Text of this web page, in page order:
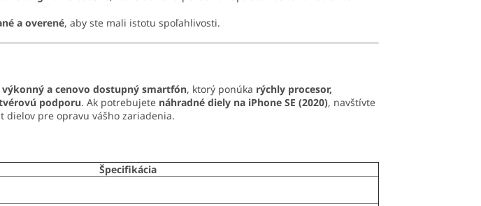
a overené, aby ste mali istotu spoľahlivosti.
a cenovo dostupný smartfón, ktorý ponúka rýchly procesor,
podporu. Ak potrebujete náhradné diely na iPhone SE (2020), navštívte
dielov pre opravu vášho zariadenia.
Špecifikácia